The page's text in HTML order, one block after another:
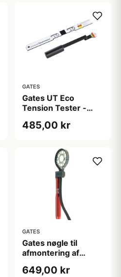
GATES
Gates UT Eco
Tension Tester -
485,00 kr
GATES
Gates nøgle til
afmontering af
649,00 kr